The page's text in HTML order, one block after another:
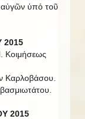
αὐγῶν ὑπό τοῦ
2015
Κοιμήσεως
Καρλοβάσου.
2015